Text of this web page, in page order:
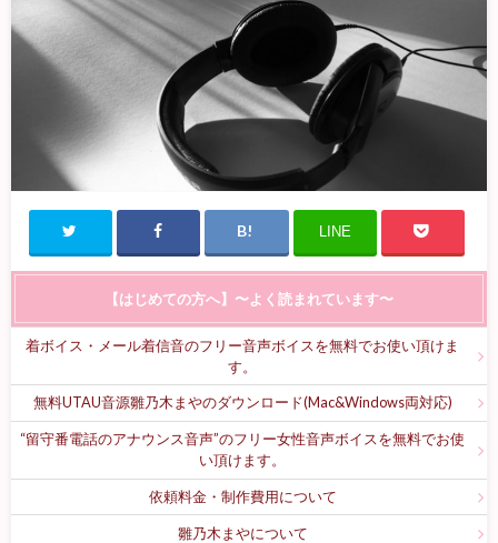
LINE
【はじめての方へ】〜よく読まれています〜
着ボイス・メール着信音のフリー音声ボイスを無料でお使い頂けま
す。
無料UTAU音源雛乃木まやのダウンロード(Mac&Windows両対応)
“留守番電話のアナウンス音声”のフリー女性音声ボイスを無料でお使
い頂けます。
依頼料金・制作費用について
雛乃木まやについて